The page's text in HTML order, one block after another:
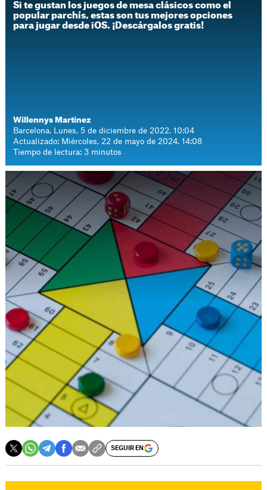
Si te gustan los juegos de mesa clásicos como el
popular parchís, estas son tus mejores opciones
para jugar desde iOS. ¡Descárgalos gratis!
Willennys Martínez
Barcelona. Lunes, 5 de diciembre de 2022. 10:04
Actualizado: Miércoles, 22 de mayo de 2024. 14:08
Tiempo de lectura: 3 minutos
SEGUIR EN